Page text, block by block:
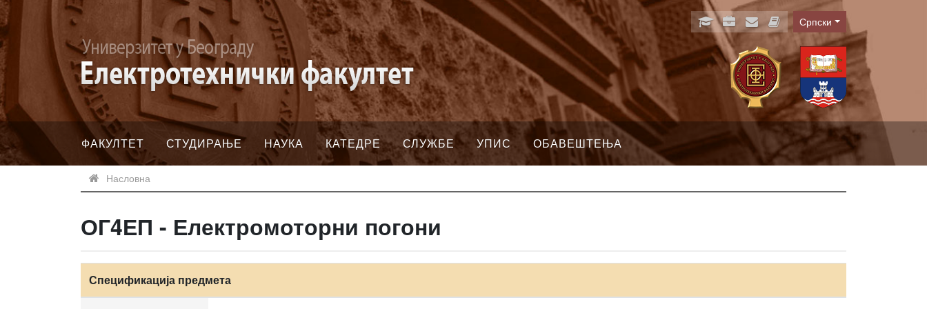
Language
Српски
ФАКУЛТЕТ СТУДИРАЊЕ НАУКА КАТЕДРЕ СЛУЖБЕ УПИС ОБАВЕШТЕЊА
Насловна
ОГ4ЕП - Електромоторни погони
Спецификација предмета